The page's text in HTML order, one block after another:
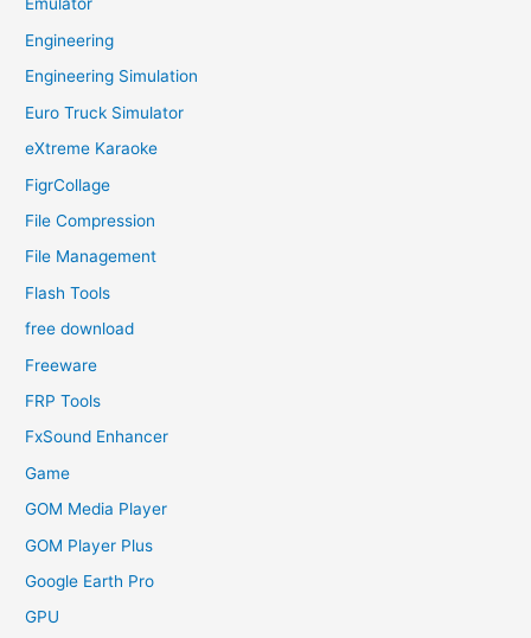
Emulator
Engineering
Engineering Simulation
Euro Truck Simulator
eXtreme Karaoke
FigrCollage
File Compression
File Management
Flash Tools
free download
Freeware
FRP Tools
FxSound Enhancer
Game
GOM Media Player
GOM Player Plus
Google Earth Pro
GPU